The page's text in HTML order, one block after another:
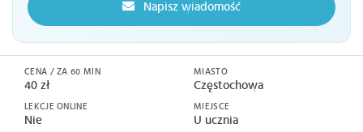
Napisz wiadomość
CENA / ZA 60 MIN
40 zł
LEKCJE ONLINE
Nie
MIASTO
Częstochowa
MIEJSCE
U ucznia